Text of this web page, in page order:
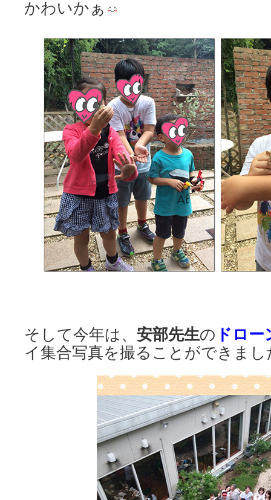
かわいかぁ
そして今年は、 安部先生の ドロー
イ集合写真を撮ることができまし